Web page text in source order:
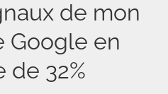
de mon
Google en
de 32%